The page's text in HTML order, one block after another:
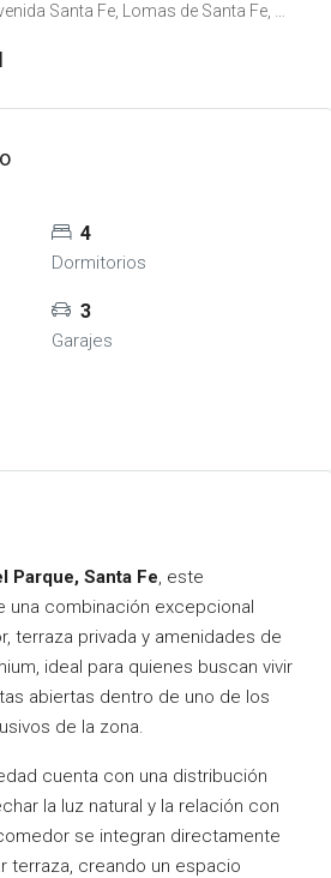
de Santa Fe, Contadero, Ciudad de México, CDMX, México
4
Dormitorios
3
Garajes
Parque, Santa Fe, este
una combinación excepcional
terraza privada y amenidades de
ideal para quienes buscan vivir
abiertas dentro de uno de los
de la zona.
cuenta con una distribución
la luz natural y la relación con
se integran directamente
terraza, creando un espacio